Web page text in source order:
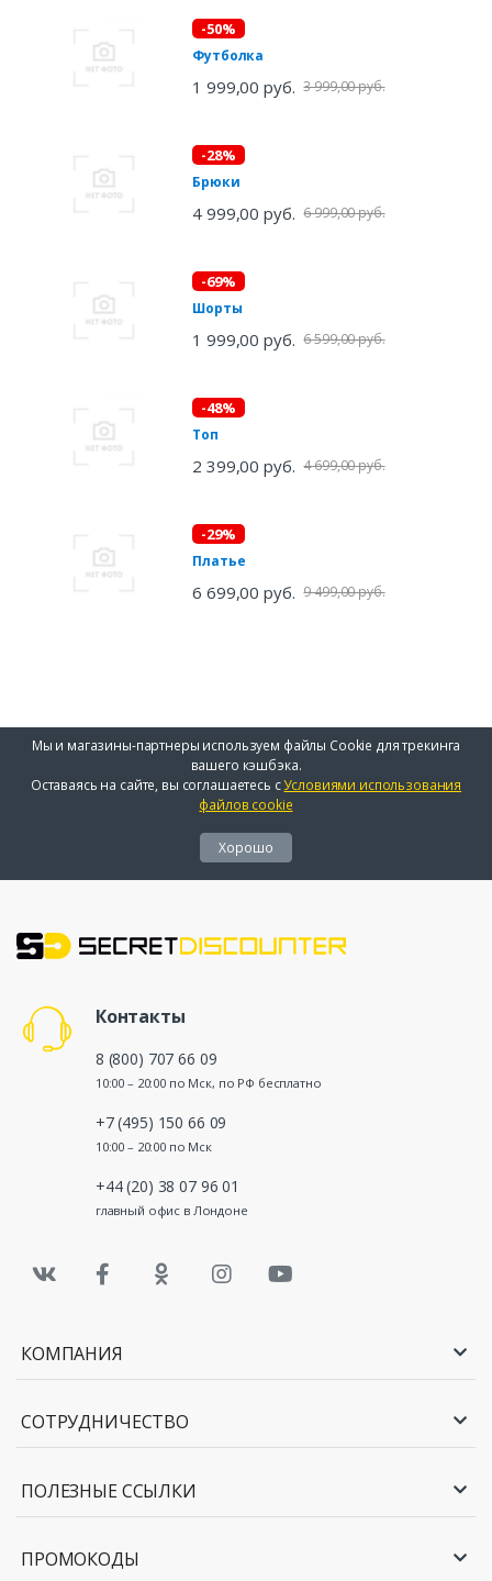
-50%
Футболка
1 999,00 руб. 3 999,00 руб.
-28%
Брюки
4 999,00 руб. 6 999,00 руб.
-69%
Шорты
1 999,00 руб. 6 599,00 руб.
-48%
Топ
2 399,00 руб. 4 699,00 руб.
-29%
Платье
6 699,00 руб. 9 499,00 руб.
Мы и магазины-партнеры используем файлы Cookie для трекинга
вашего кэшбэка.
Оставаясь на сайте, вы соглашаетесь сУсловиями использования
файлов cookie
Хорошо
Контакты
8 (800) 707 66 09
10:00 – 20:00 по Мск, по РФ бесплатно
+7 (495) 150 66 09
10:00 – 20:00 по Мск
+44 (20) 38 07 96 01
главный офис в Лондоне
КОМПАНИЯ
СОТРУДНИЧЕСТВО
ПОЛЕЗНЫЕ ССЫЛКИ
ПРОМОКОДЫ